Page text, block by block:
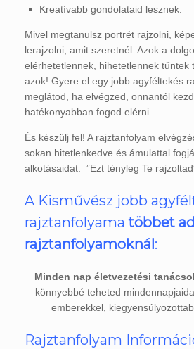
Kreatívabb gondolataid lesznek.
Mivel megtanulsz portrét rajzolni,
lerajzolni, amit szeretnél. Azok a
elérhetetlennek, hihetetlennek tűntek
azok! Gyere el egy jobb agyféltekés
meglátod, ha elvégzed, onnantól
hatékonyabban fogod elérni.
És készülj fel! A rajztanfolyam
sokan hitetlenkedve és ámulattal
alkotásaidat: ”Ezt tényleg Te
A Kisművész jobb
rajztanfolyamatöbbet
rajztanfolyamoknál:
Minden nap életvezetési
könnyebbé teheted
emberekkel,
Rajztanfolyam